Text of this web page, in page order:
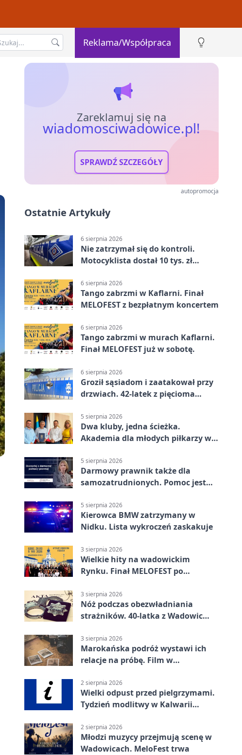
Reklama/Współpraca
Zareklamuj się na
wiadomosciwadowice.pl!
SPRAWDŹ SZCZEGÓŁY
autopromocja
Ostatnie Artykuły
6 sierpnia 2026
Nie zatrzymał się do kontroli.
Motocyklista dostał 10 tys. zł
6 sierpnia 2026
Tango zabrzmi w Kaflarni. Finał
MELOFEST z bezpłatnym koncertem
6 sierpnia 2026
Tango zabrzmi w murach Kaflarni.
Finał MELOFEST już w sobotę.
6 sierpnia 2026
Groził sąsiadom i zaatakował przy
drzwiach. 42-latek z pięcioma
5 sierpnia 2026
Dwa kluby, jedna ścieżka.
Akademia dla młodych piłkarzy w
5 sierpnia 2026
Darmowy prawnik także dla
samozatrudnionych. Pomoc jest
5 sierpnia 2026
Kierowca BMW zatrzymany w
Nidku. Lista wykroczeń zaskakuje
3 sierpnia 2026
Wielkie hity na wadowickim
Rynku. Finał MELOFEST po
3 sierpnia 2026
Nóż podczas obezwładniania
strażników. 40-latka z Wadowic
3 sierpnia 2026
Marokańska podróż wystawi ich
relacje na próbę. Film w
2 sierpnia 2026
Wielki odpust przed pielgrzymami.
Tydzień modlitwy w Kalwarii
2 sierpnia 2026
Młodzi muzycy przejmują scenę w
Wadowicach. MeloFest trwa